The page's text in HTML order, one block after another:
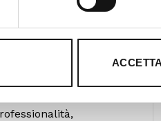
RRTrek è il punto di
e nel Lazio. Da